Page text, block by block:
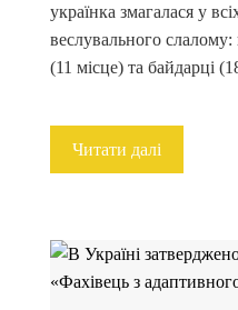
українка змагалася у
веслувального слалому:
(11 місце) та байдарці
Читати далі